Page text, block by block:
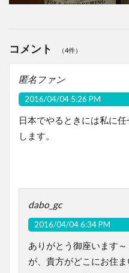
コメント （4件）
匿名ファン
2016/04/04 5:26 PM
日本でやるときには私に
します。
dabo_gc
2016/04/04 6:34 PM
ありがとう御座います
が、貴方がどこにお住